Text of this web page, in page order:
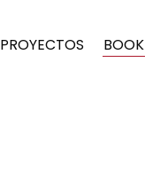
PROYECTOS BOOK